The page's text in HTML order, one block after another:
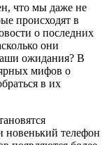
что мы даже не
происходят в
о последних
они
ожидания? В
мифов о
в их
новенький телефон